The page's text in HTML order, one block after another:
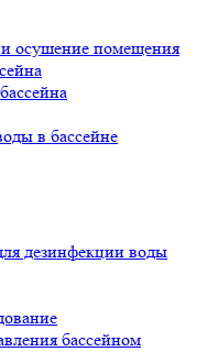
осушение помещения
в бассейне
дезинфекции воды
бассейном